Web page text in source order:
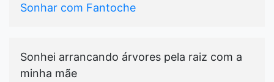
Sonhar com Fantoche
Sonhei arrancando árvores pela raiz com a
minha mãe